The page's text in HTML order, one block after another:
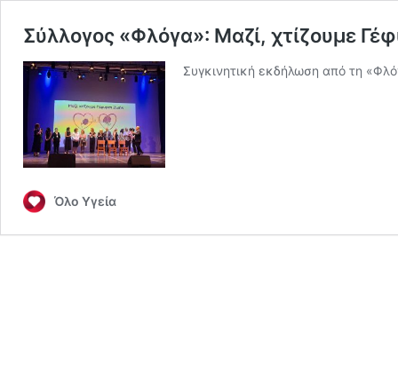
Σύλλογος «Φλόγα»: Μαζί, χτίζουμε
Συγκινητική εκδήλωση από τη
Όλο Υγεία